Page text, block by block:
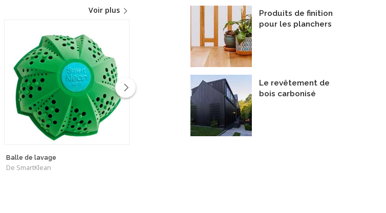
Produits de finition
pour les planchers
Le revêtement de
bois carbonisé
Voir plus
Balle de lavage
De SmartKlean